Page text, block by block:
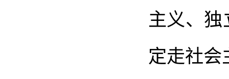
主义、独
定走社会